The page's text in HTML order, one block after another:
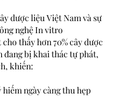
dược liệu Việt Nam và sự
nghệ In vitro
cho thấy hơn 70% cây dược
đang bị khai thác tự phát,
khiến:
hiếm ngày càng thu hẹp